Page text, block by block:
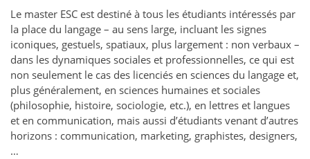
Le master ESC est destiné à tous les étudiants intéressés par
la place du langage – au sens large, incluant les signes
iconiques, gestuels, spatiaux, plus largement : non verbaux –
dans les dynamiques sociales et professionnelles, ce qui est
non seulement le cas des licenciés en sciences du langage et,
plus généralement, en sciences humaines et sociales
(philosophie, histoire, sociologie, etc.), en lettres et langues
et en communication, mais aussi d’étudiants venant d’autres
horizons : communication, marketing, graphistes, designers,
…